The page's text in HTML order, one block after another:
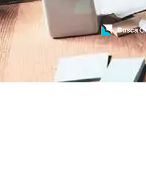
Treinamento de Bombeiros
Treinamento de Brigada
Treinamento de Brigada de
Treinamento de Brigada de
Treinamento de Brigada de
Treinamento de Brigadista
Treinamento de Combate a